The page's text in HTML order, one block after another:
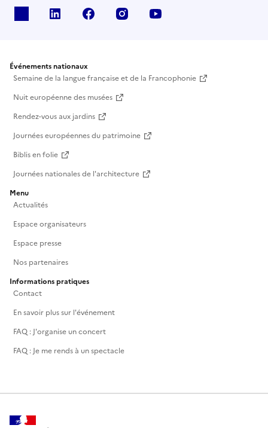
Linkedin Facebook Instagram
Événements nationaux
Semaine de la langue française et de la Francophonie
Nuit européenne des musées
Rendez-vous aux jardins
Journées européennes du patrimoine
Biblis en folie
Journées nationales de l'architecture
Menu
Actualités
Espace organisateurs
Espace presse
Nos partenaires
Informations pratiques
Contact
En savoir plus sur l'événement
FAQ : J'organise un concert
FAQ : Je me rends à un spectacle